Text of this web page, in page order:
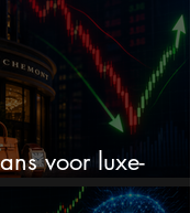
voor luxe-
recente correctie?